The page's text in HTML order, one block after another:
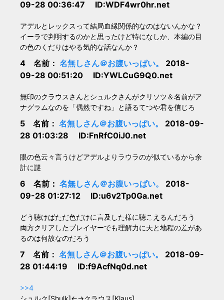
09-28 00:36:47 ID:WDF4wr0hr.net
アデルとレックスって結局血縁関係的なのはないんかな？
イーラで判明するのかと思ったけど特になしか、本編の目
の色のくだりはやる気的な話なんか？
4 名前： 名無しさん＠お腹いっぱい。 2018-
09-28 00:51:20 ID:YWLCuG9Q0.net
無印のクラウスさんとシュルクさんがクリソツ＆名前がア
ナグラムなのを「偶然ですね」と語るてつや君を信じろ
5 名前： 名無しさん＠お腹いっぱい。 2018-09-
28 01:03:28 ID:FnRfC0iJ0.net
眼の色云々言うけどアデルよりラウラのが似ているから余
計に謎
6 名前： 名無しさん＠お腹いっぱい。 2018-
09-28 01:27:12 ID:u6v2Tp0Ga.net
どう聴けばただ色だけに言及した様に聴こえるんだろう
両方クリアしたプレイヤーでも理解力に天と地程の差があ
るのは何故なのだろう
7 名前： 名無しさん＠お腹いっぱい。 2018-09-
28 01:44:19 ID:f9AcfNq0d.net
>>4
シュルク[Shulk]←→クラウス[Klaus]